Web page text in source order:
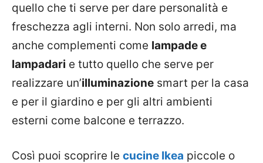
quello che ti serve per dare personalità e
freschezza agli interni. Non solo arredi, ma
anche complementi come lampade e
lampadari e tutto quello che serve per
realizzare un’illuminazione smart per la casa
e per il giardino e per gli altri ambienti
esterni come balcone e terrazzo.
Così puoi scoprire le cucine Ikea piccole o